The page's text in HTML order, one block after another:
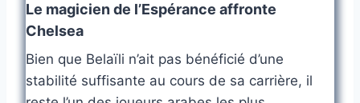
Le magicien de l’Espérance affronte
Chelsea
Bien que Belaïli n’ait pas bénéficié d’une
stabilité suffisante au cours de sa carrière, il